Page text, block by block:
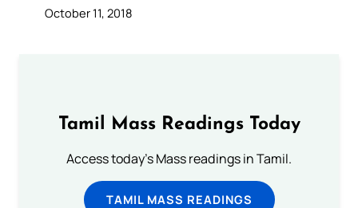
October 11, 2018
Tamil Mass Readings Today
Access today's Mass readings in Tamil.
TAMIL MASS READINGS